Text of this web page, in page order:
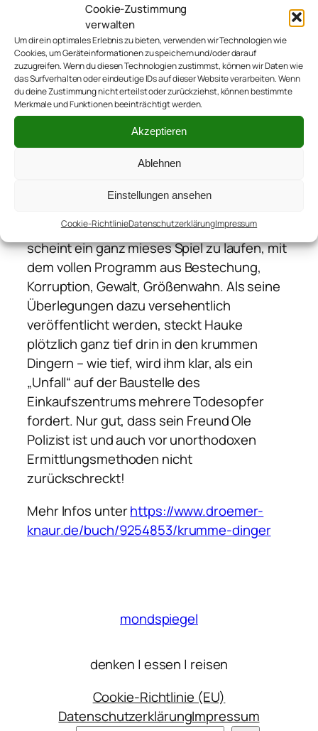
Cookie-Zustimmung
verwalten
Um dir ein optimales Erlebnis zu bieten, verwenden wir Technologien wie
Cookies, um Geräteinformationen zu speichern und/oder darauf
zuzugreifen. Wenn du diesen Technologien zustimmst, können wir Daten wie
das Surfverhalten oder eindeutige IDs auf dieser Website verarbeiten. Wenn
du deine Zustimmung nicht erteilst oder zurückziehst, können bestimmte
Merkmale und Funktionen beeinträchtigt werden.
Akzeptieren
Ablehnen
Einstellungen ansehen
Cookie-RichtlinieDatenschutzerklärungImpressum
Verschwörungstheoretiker. Aber als
Oldenburger Journalist bekommt man eben
das ein oder andere mit, und dann macht
sich einer wie Hauke schon mal seine
Gedanken. Über die Verstrickungen von
eines Einkaufszentrums zum Beispiel. Da
scheint ein ganz mieses Spiel zu laufen, mit
dem vollen Programm aus Bestechung,
Korruption, Gewalt, Größenwahn. Als seine
Überlegungen dazu versehentlich
veröffentlicht werden, steckt Hauke
plötzlich ganz tief drin in den krummen
Dingern – wie tief, wird ihm klar, als ein
„Unfall“ auf der Baustelle des
Einkaufszentrums mehrere Todesopfer
fordert. Nur gut, dass sein Freund Ole
Polizist ist und auch vor unorthodoxen
Ermittlungsmethoden nicht
zurückschreckt!
Mehr Infos unterhttps://www.droemer-
knaur.de/buch/9254853/krumme-dinger
mondspiegel
denken | essen | reisen
Cookie-Richtlinie (EU)
DatenschutzerklärungImpressum